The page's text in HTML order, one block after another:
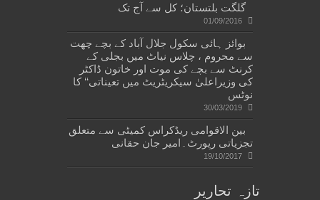
گلگت بلتستان؛ کل سے آج تک
01/09/2016
بوائز ہائی سکول جلال آباد کے بچے چھت
سے محروم ، چلاس نیاٹ میں بجلی کے
کرنٹ سے بچے کی موت اور خاتون ڈاکٹر
کی وزیراعلیٰ سیکریٹریٹ میں تعیناتی‘‘ کا
نوٹس
30/03/2019
بین الاقوامی ریڈکراس کمیٹی سے متعلق
تجزیاتی رپورٹ۔امیر جان حقانی
19/10/2017
تازہ تحاریر